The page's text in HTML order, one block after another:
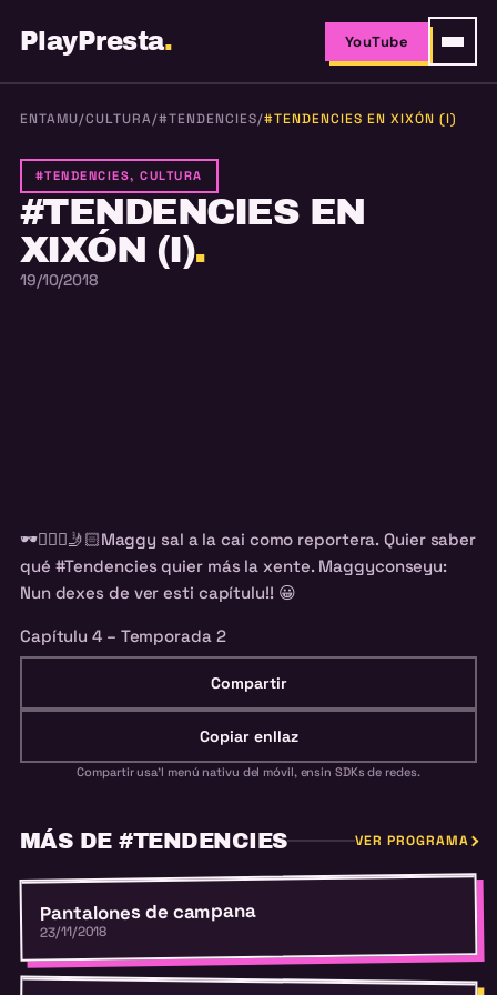
PlayPresta. YouTube
ENTAMU/CULTURA/#TENDENCIES/#TENDENCIES EN XIXÓN (I)
#TENDENCIES, CULTURA
#TENDENCIES EN
XIXÓN (I).
19/10/2018
🕶🚶🏻‍♀️🤳🏻Maggy sal a la cai como reportera. Quier saber
qué #Tendencies quier más la xente. Maggyconseyu:
Nun dexes de ver esti capítulu!! 😀
Capítulu 4 – Temporada 2
Compartir
Copiar enllaz
Compartir usa'l menú nativu del móvil, ensin SDKs de redes.
MÁS DE #TENDENCIES VER PROGRAMA
Pantalones de campana
23/11/2018